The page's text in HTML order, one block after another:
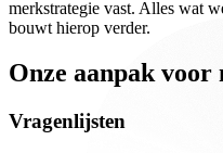
merkstrategie vast. Alles wat
bouwt hierop verder.
Onze aanpak voor
Vragenlijsten